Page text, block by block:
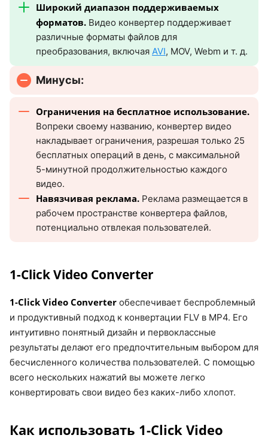
Широкий диапазон поддерживаемых
форматов. Видео конвертер поддерживает
различные форматы файлов для
преобразования, включая AVI, MOV, Webm и т. д.
Минусы:
Ограничения на бесплатное использование.
Вопреки своему названию, конвертер видео
накладывает ограничения, разрешая только 25
бесплатных операций в день, с максимальной
5-минутной продолжительностью каждого
видео.
Навязчивая реклама. Реклама размещается в
рабочем пространстве конвертера файлов,
потенциально отвлекая пользователей.
1-Click Video Converter
1-Click Video Converter обеспечивает беспроблемный
и продуктивный подход к конвертации FLV в MP4. Его
интуитивно понятный дизайн и первоклассные
результаты делают его предпочтительным выбором для
бесчисленного количества пользователей. С помощью
всего нескольких нажатий вы можете легко
конвертировать свои видео без каких-либо хлопот.
Как использовать 1-Click Video